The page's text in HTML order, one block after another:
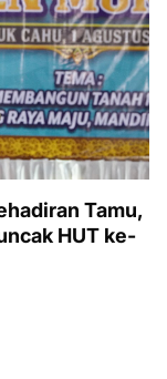
Tamu,
HUT ke-